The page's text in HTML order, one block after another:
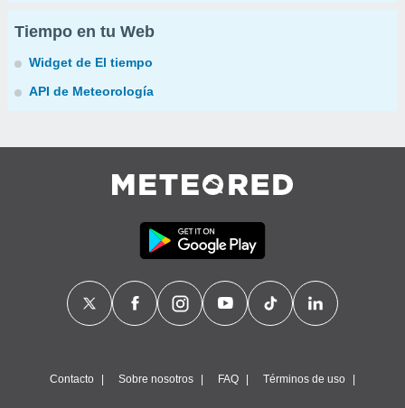
Tiempo en tu Web
Widget de El tiempo
API de Meteorología
Contacto Sobre nosotros FAQ Términos de uso